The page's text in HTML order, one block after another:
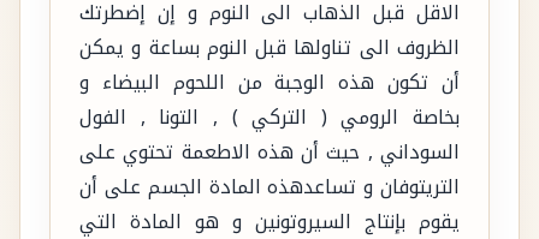
الاقل قبل الذهاب الى النوم و إن إضطرتك
الظروف الى تناولها قبل النوم بساعة و يمكن
أن تكون هذه الوجبة من اللحوم البيضاء و
بخاصة الرومي ( التركي ) , التونا , الفول
السوداني , حيث أن هذه الاطعمة تحتوي على
التريتوفان و تساعدهذه المادة الجسم على أن
يقوم بإنتاج السيروتونين و هو المادة التي